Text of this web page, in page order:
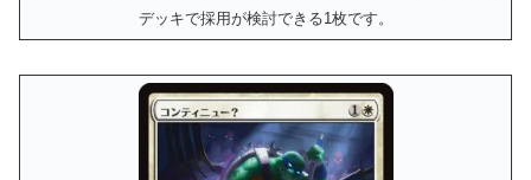
デッキで採用が検討できる1枚です。